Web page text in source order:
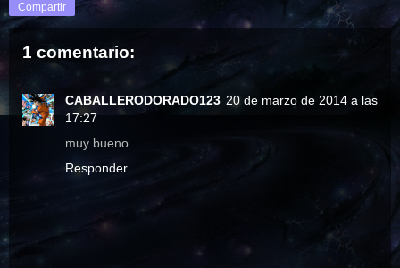
Compartir
1 comentario:
CABALLERODORADO123 20 de marzo de 2014 a las
17:27
muy bueno
Responder